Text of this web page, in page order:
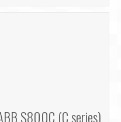
S800C (C series)